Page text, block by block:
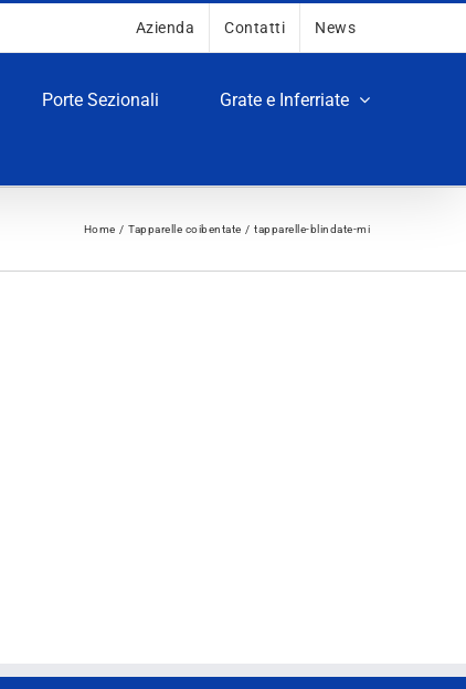
Azienda Contatti News
Porte Sezionali Grate e Inferriate
Home Tapparelle coibentate tapparelle-blindate-mi